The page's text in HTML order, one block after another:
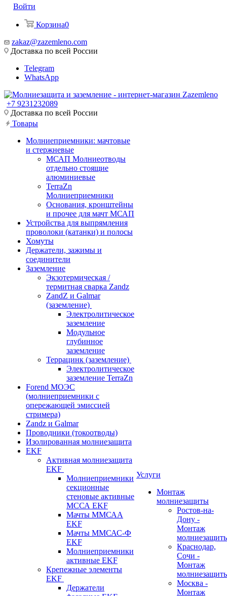
Войти
Корзина0
zakaz@zazemleno.com
Доставка по всей России
Telegram
WhatsApp
+7 9231232089
Доставка по всей России
Товары
Молниеприемники: мачтовые
и стержневые
МСАП Молниеотводы
отдельно стоящие
алюминиевые
TerraZn
Молниеприемники
Основания, кронштейны
и прочее для мачт МСАП
Устройства для выпрямления
проволоки (катанки) и полосы
Хомуты
Держатели, зажимы и
соединители
Заземление
Экзотермическая /
термитная сварка Zandz
ZandZ и Galmar
(заземление)
Электролитическое
заземление
Модульное
глубинное
заземление
Террацинк (заземление)
Электролитическое
заземление TerraZn
Forend МОЭС
(молниеприемники с
опережающей эмиссией
стримера)
Zandz и Galmar
Проводники (токоотводы)
Изолированная молниезащита
EKF
Активная молниезащита
EKF
Молниеприемники
секционные
стеновые активные
МССА EKF
Мачты ММСАА
EKF
Мачты ММСАС-Ф
EKF
Молниеприемники
активные EKF
Крепежные элементы
EKF
Держатели
Услуги
Монтаж
молниезащиты
Ростов-на-
Дону -
Монтаж
Краснодар,
Сочи -
Монтаж
Москва -
Монтаж